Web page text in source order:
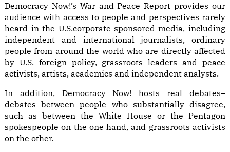
Democracy Now!’s War and Peace Report provides our
audience with access to people and perspectives rarely
heard in the U.S.corporate-sponsored media, including
independent and international journalists, ordinary
people from around the world who are directly affected
by U.S. foreign policy, grassroots leaders and peace
activists, artists, academics and independent analysts.
In addition, Democracy Now! hosts real debates–
debates between people who substantially disagree,
such as between the White House or the Pentagon
spokespeople on the one hand, and grassroots activists
on the other.